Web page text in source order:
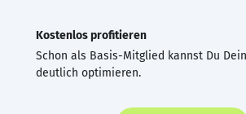
Kostenlos profitieren
Schon als Basis-Mitglied kannst Du
deutlich optimieren.